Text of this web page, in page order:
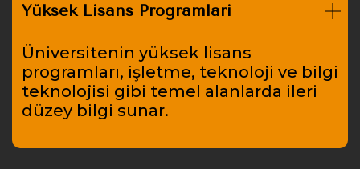
Yüksek Lisans Programları
Üniversitenin yüksek lisans
programları, işletme, teknoloji ve bilgi
teknolojisi gibi temel alanlarda ileri
düzey bilgi sunar.